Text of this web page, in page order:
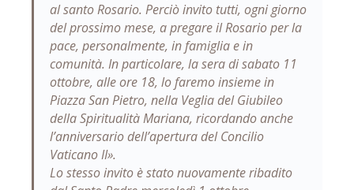
al santo Rosario. Perciò invito tutti, ogni giorno
del prossimo mese, a pregare il Rosario per la
pace, personalmente, in famiglia e in
comunità. In particolare, la sera di sabato 11
ottobre, alle ore 18, lo faremo insieme in
Piazza San Pietro, nella Veglia del Giubileo
della Spiritualità Mariana, ricordando anche
l’anniversario dell’apertura del Concilio
Vaticano II».
Lo stesso invito è stato nuovamente ribadito